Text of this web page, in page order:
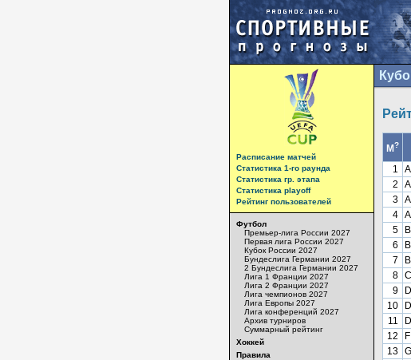
Расписание матчей
Статистика 1-го раунда
Статистика гр. этапа
Статистика playoff
Рейтинг пользователей
Футбол
Премьер-лига России 2027
Первая лига России 2027
Кубок России 2027
Бундеслига Германии 2027
2 Бундеслига Германии 2027
Лига 1 Франции 2027
Лига 2 Франции 2027
Лига чемпионов 2027
Лига Европы 2027
Лига конференций 2027
Архив турниров
Суммарный рейтинг
Хоккей
Правила
М?
1
2
3
4
5
6
7
8
9
10
11
12
13